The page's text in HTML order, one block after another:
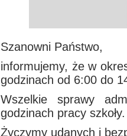
Szanowni Państwo,
informujemy, że w
godzinach od 6:00 do
Wszelkie sprawy
godzinach pracy szkoły.
Życzymy udanych i